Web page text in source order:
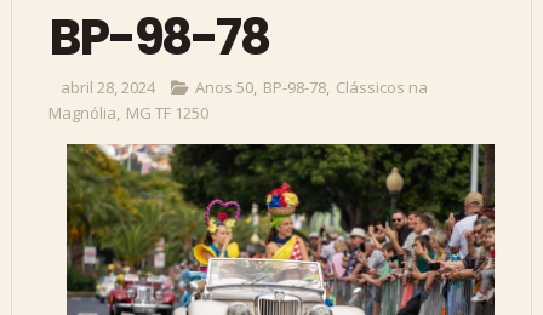
BP-98-78
abril 28, 2024 Anos 50, BP-98-78, Clássicos na
Magnólia, MG TF 1250